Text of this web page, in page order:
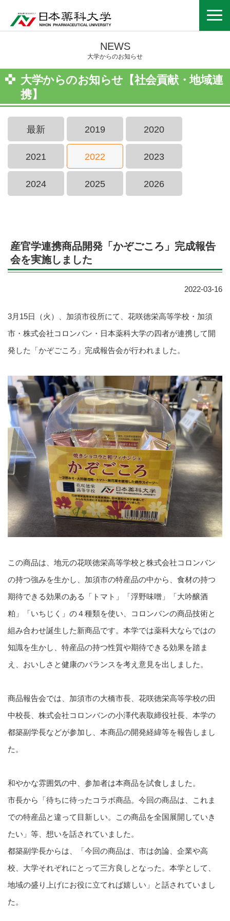
NEWS
大学からのお知らせ
大学からのお知らせ【社会貢献・地域連
携】
最新 2019 2020
2021 2022 2023
2024 2025 2026
産官学連携商品開発「かぞごころ」完成報告
会を実施しました
2022-03-16
3月15日（火）、加須市役所にて、花咲徳栄高等学校・加須
市・株式会社コロンバン・日本薬科大学の四者が連携して開
発した「かぞごころ」完成報告会が行われました。
この商品は、地元の花咲徳栄高等学校と株式会社コロンバン
の持つ強みを生かし、加須市の特産品の中から、食材の持つ
期待できる効果のある「トマト」「浮野味噌」「大吟醸酒
粕」「いちじく」の４種類を使い、コロンバンの商品技術と
組み合わせ誕生した新商品です。本学では薬科大ならではの
知識を生かし、特産品の持つ性質や期待できる効果を踏ま
え、おいしさと健康のバランスを考え意見を出しました。
商品報告会では、加須市の大橋市長、花咲徳栄高等学校の田
中校長、株式会社コロンバンの小澤代表取締役社長、本学の
都築副学長などが参加し、本商品の開発経緯等を報告しまし
た。
和やかな雰囲気の中、参加者は本商品を試食しました。
市長から「待ちに待ったコラボ商品。今回の商品は、これま
での特産品と違って目新しい。この商品を全国展開していき
たい」等、想いを話されていました。
都築副学長からは、「今回の商品は、市は勿論、企業や高
校、大学それぞれにとって三方良しとなった。本学として、
地域の盛り上げにお役に立てれば嬉しい」と話されていまし
た。